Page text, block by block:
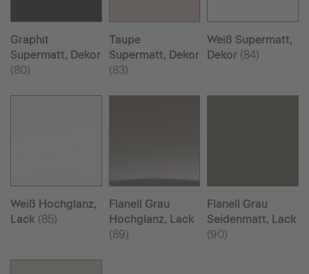
Graphit
Supermatt, Dekor
(80)
Taupe
Supermatt, Dekor
(83)
Weiß Supermatt,
Dekor (84)
Weiß Hochglanz,
Lack (85)
Flanell Grau
Hochglanz, Lack
(89)
Flanell Grau
Seidenmatt, Lack
(90)